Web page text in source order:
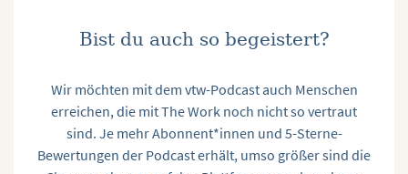
Bist du auch so begeistert?
Wir möchten mit dem vtw-Podcast auch Menschen
erreichen, die mit The Work noch nicht so vertraut
sind. Je mehr Abonnent*innen und 5-Sterne-
Bewertungen der Podcast erhält, umso größer sind die